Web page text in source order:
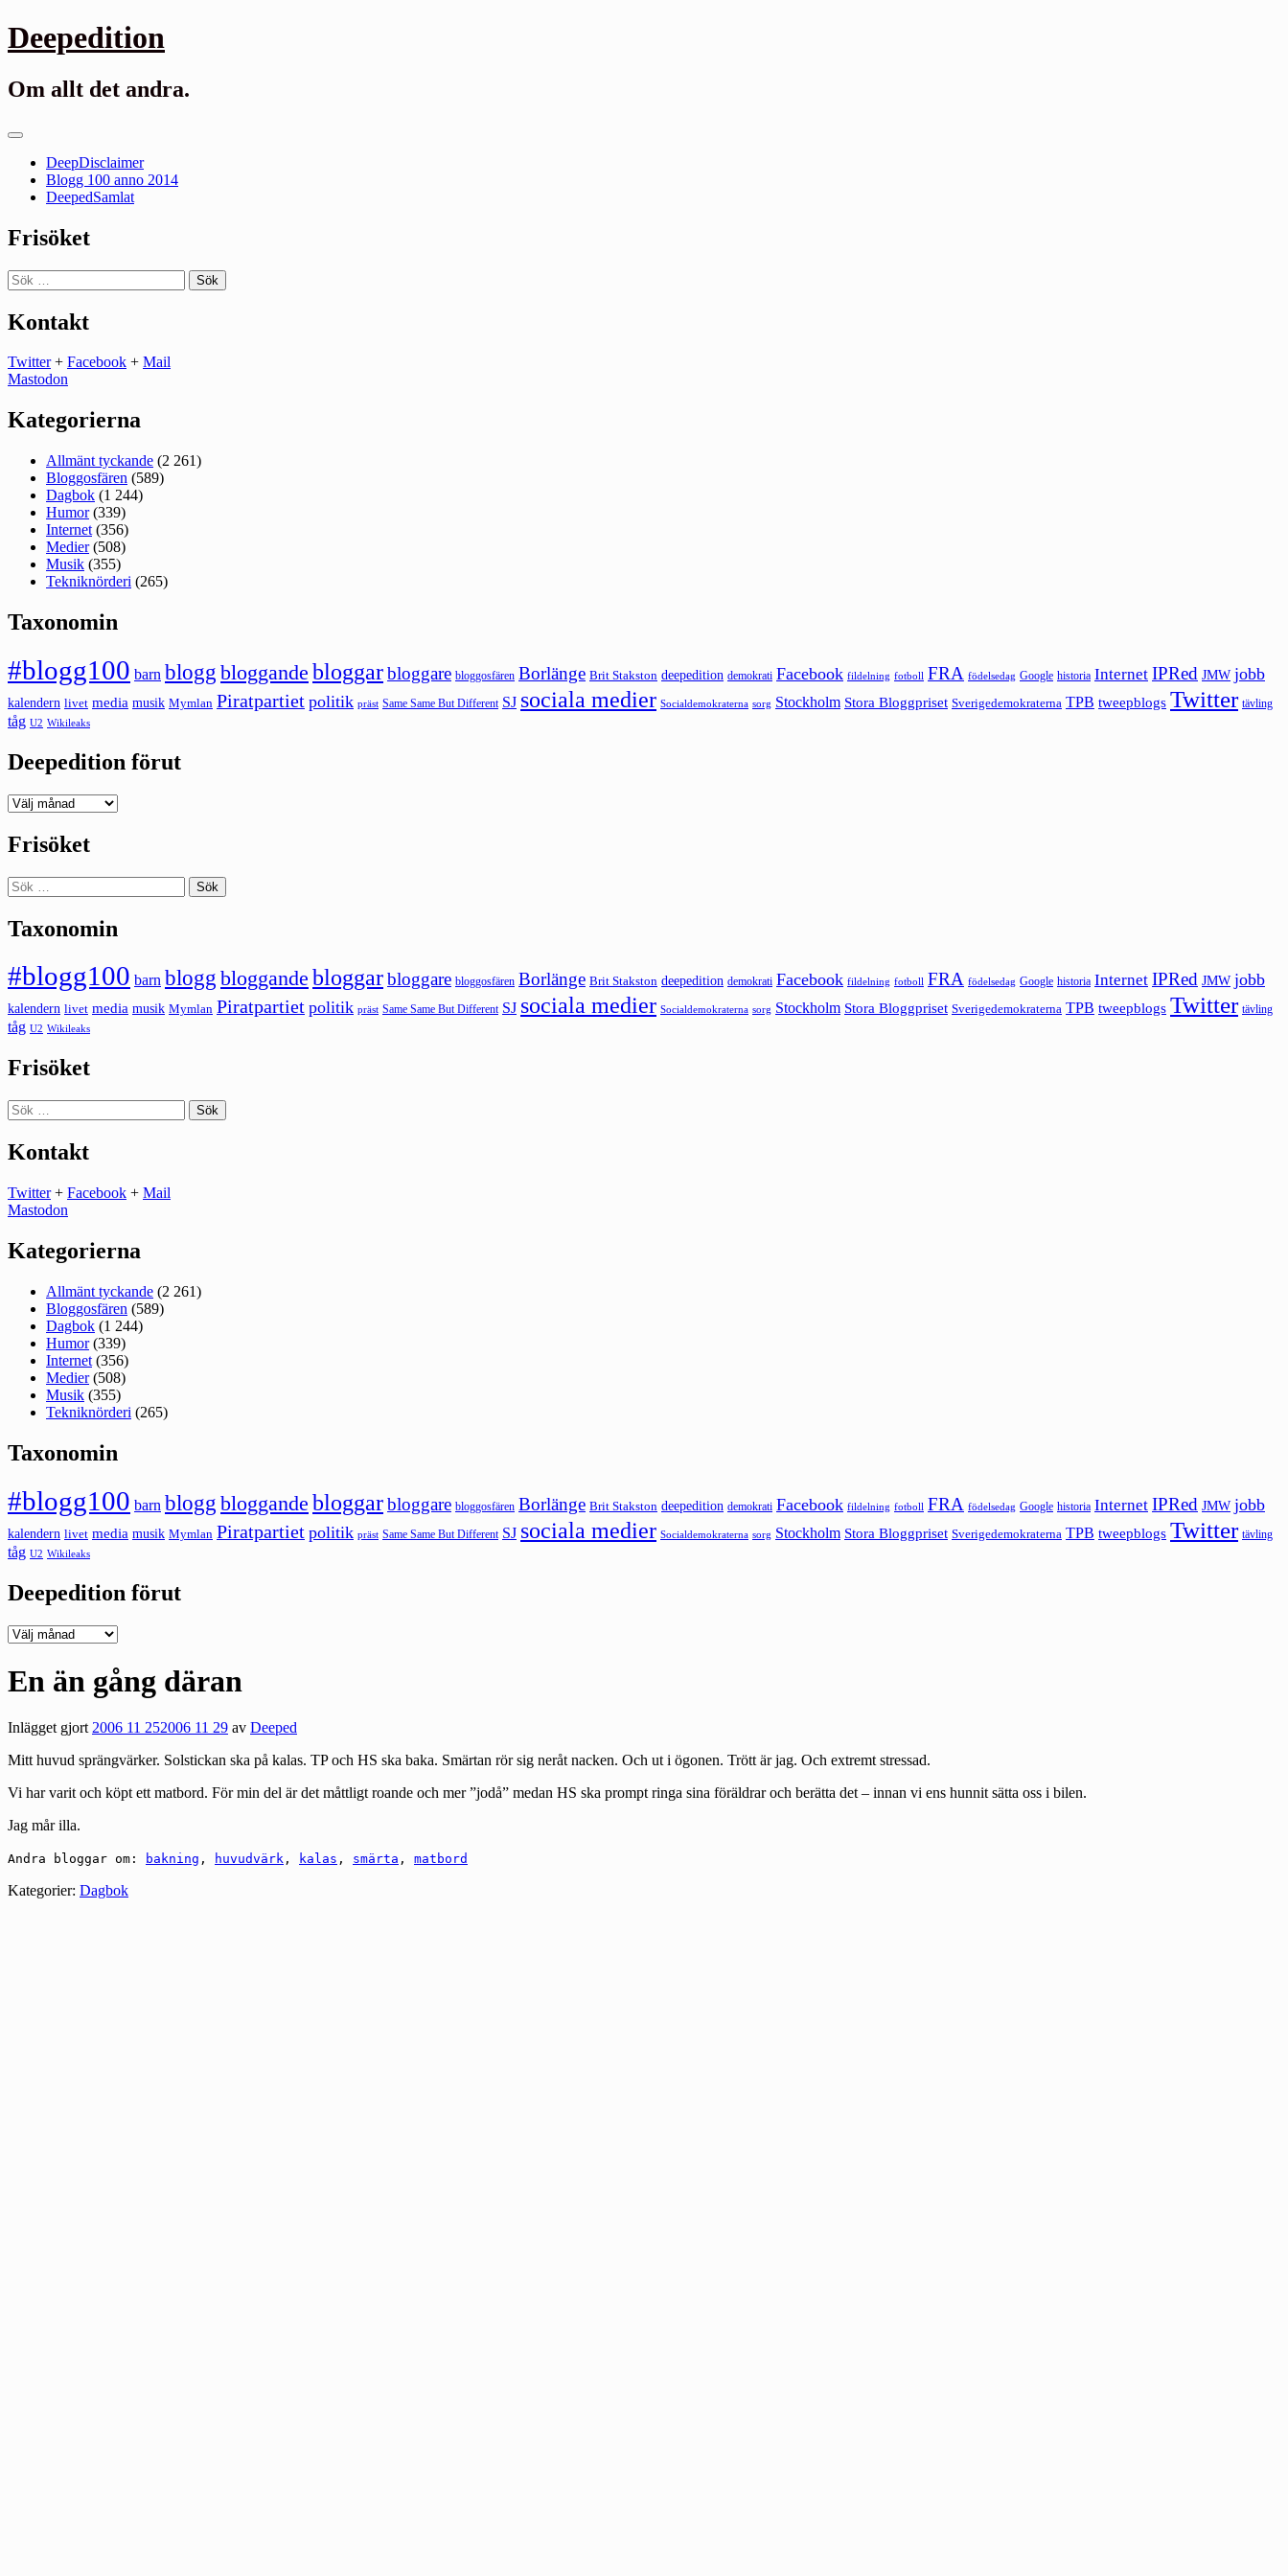
Gå
till
Deepedition
Om allt det andra.
Primär
DeepDisclaimer
Blogg 100 anno 2014
DeepedSamlat
Frisöket
Sök
efter:
Kontakt
Twitter+ Facebook + Mail
Mastodon
Kategorierna
Allmänt tyckande (2 261)
Bloggosfären (589)
Dagbok (1 244)
Humor(339)
Internet (356)
Medier(508)
Musik (355)
Tekniknörderi (265)
Taxonomin
#blogg100 barn blogg bloggande bloggarbloggare bloggosfären Borlänge Brit Stakston deepedition demokrati Facebook fildelning fotboll FRA födelsedag Google historia Internet IPRed JMW jobb
kalendern livet media musik Mymlan Piratpartiet politik präst Same Same But Different SJ sociala medier Socialdemokraterna sorg Stockholm Stora Bloggpriset Sverigedemokraterna TPB tweepblogs Twitter tävling
tåg U2 Wikileaks
Deepedition förut
Deepedition
Frisöket
Sök
efter:
Taxonomin
#blogg100 barn blogg bloggande bloggarbloggare bloggosfären Borlänge Brit Stakston deepedition demokrati Facebook fildelning fotboll FRA födelsedag Google historia Internet IPRed JMW jobb
kalendern livet media musik Mymlan Piratpartiet politik präst Same Same But Different SJ sociala medier Socialdemokraterna sorg Stockholm Stora Bloggpriset Sverigedemokraterna TPB tweepblogs Twitter tävling
tåg U2 Wikileaks
Frisöket
Sök
efter:
Kontakt
Twitter+ Facebook + Mail
Mastodon
Kategorierna
Allmänt tyckande (2 261)
Bloggosfären (589)
Dagbok (1 244)
Humor(339)
Internet (356)
Medier(508)
Musik (355)
Tekniknörderi (265)
Taxonomin
#blogg100 barn blogg bloggande bloggarbloggare bloggosfären Borlänge Brit Stakston deepedition demokrati Facebook fildelning fotboll FRA födelsedag Google historia Internet IPRed JMW jobb
kalendern livet media musik Mymlan Piratpartiet politik präst Same Same But Different SJ sociala medier Socialdemokraterna sorg Stockholm Stora Bloggpriset Sverigedemokraterna TPB tweepblogs Twitter tävling
tåg U2 Wikileaks
Deepedition förut
Deepedition
En än gång däran
Inlägget gjort2006 11 252006 11 29 av Deeped
Mitt huvud sprängvärker. Solstickan ska på kalas. TP och HS ska baka. Smärtan rör sig neråt nacken. Och ut i ögonen. Trött är jag. Och extremt stressad.
Vi har varit och köpt ett matbord. För min del är det måttligt roande och mer ”jodå” medan HS ska prompt ringa sina föräldrar och berätta det – innan vi ens hunnit sätta oss i bilen.
Jag mår illa.
Andra bloggar om: bakning , huvudvärk , kalas , smärta , matbord
Kategorier: Dagbok